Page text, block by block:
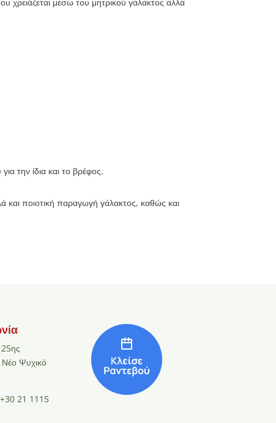
την ίδια και το βρέφος.
και ποιοτική παραγωγή γάλακτος, καθώς και
25ης
Ψυχικό
+30 21 1115